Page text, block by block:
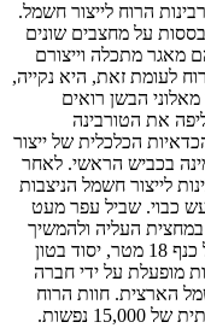
הרוח לייצור חשמל.
על מחצבים שונים
מאגר מתכלה וייצורם
לעומת זאת, היא נקייה,
הבשן רואים
את הטורבינה
הכלכלית של ייצור
בכביש הראשי. לאחר
לייצור חשמל הניצבות
כבוי. שביל עפר מעט
העליה ולהמשיך
ברגל. גובהה של כל טורבינה 30 מטר ואורך כל כנף 18 מטר, יסוד בטון
מופעלת על ידי חברה
הארצית. חוות הרוח
מייצרת חשמל בכמות היכולה לספק צריכה שנתית של 15,000 נפשות.